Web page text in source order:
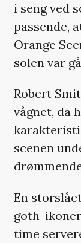
i seng ved
passende,
Orange
solen var
Robert
vågnet, da
scenen
En
goth-
time